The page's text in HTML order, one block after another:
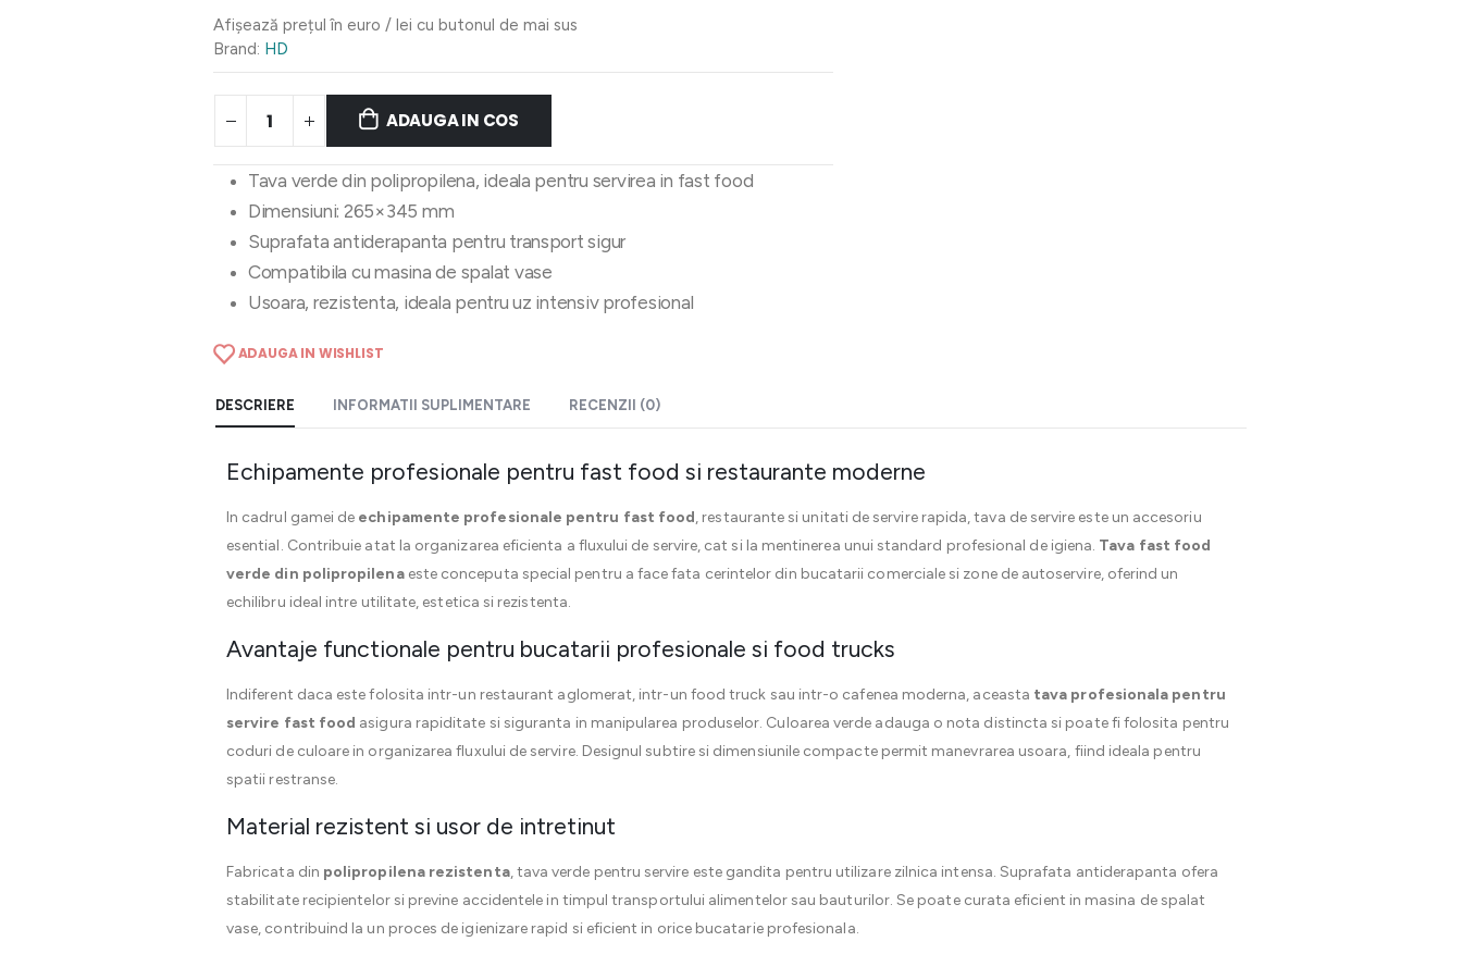
Afișează prețul în euro / lei cu butonul de mai sus
Brand: HD
ADAUGA IN COS
Tava verde din polipropilena, ideala pentru servirea in fast food
Dimensiuni: 265×345 mm
Suprafata antiderapanta pentru transport sigur
Compatibila cu masina de spalat vase
Usoara, rezistenta, ideala pentru uz intensiv profesional
ADAUGA IN WISHLIST
DESCRIERE INFORMATII SUPLIMENTARE RECENZII (0)
Echipamente profesionale pentru fast food si restaurante moderne
In cadrul gamei de echipamente profesionale pentru fast food, restaurante si unitati de servire rapida, tava de servire este un accesoriu
esential. Contribuie atat la organizarea eficienta a fluxului de servire, cat si la mentinerea unui standard profesional de igiena. Tava fast food
verde din polipropilenaeste conceputa special pentru a face fata cerintelor din bucatarii comerciale si zone de autoservire, oferind un
echilibru ideal intre utilitate, estetica si rezistenta.
Avantaje functionale pentru bucatarii profesionale si food trucks
Indiferent daca este folosita intr-un restaurant aglomerat, intr-un food truck sau intr-o cafenea moderna, aceasta tava profesionala pentru
servire fast food asigura rapiditate si siguranta in manipularea produselor. Culoarea verde adauga o nota distincta si poate fi folosita pentru
coduri de culoare in organizarea fluxului de servire. Designul subtire si dimensiunile compacte permit manevrarea usoara, fiind ideala pentru
spatii restranse.
Material rezistent si usor de intretinut
Fabricata din polipropilena rezistenta, tava verde pentru servire este gandita pentru utilizare zilnica intensa. Suprafata antiderapanta ofera
stabilitate recipientelor si previne accidentele in timpul transportului alimentelor sau bauturilor. Se poate curata eficient in masina de spalat
vase, contribuind la un proces de igienizare rapid si eficient in orice bucatarie profesionala.